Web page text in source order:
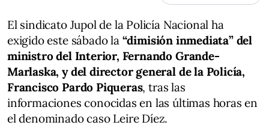
El sindicato Jupol de la Policía Nacional ha
exigido este sábado la “dimisión inmediata” del
ministro del Interior, Fernando Grande-
Marlaska, y del director general de la Policía,
Francisco Pardo Piqueras, tras las
informaciones conocidas en las últimas horas en
el denominado caso Leire Díez.